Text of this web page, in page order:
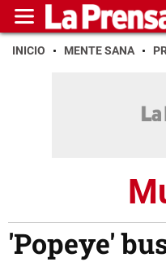
INICIO MENTE SANA
'Popeye'